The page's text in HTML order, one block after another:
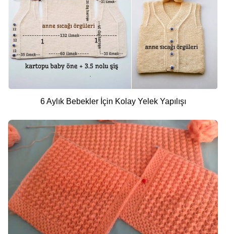
6 Aylık Bebekler İçin Kolay Yelek Yapılışı